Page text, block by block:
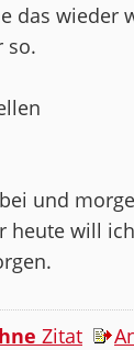
das wieder
so.
und
heute will
Zitat